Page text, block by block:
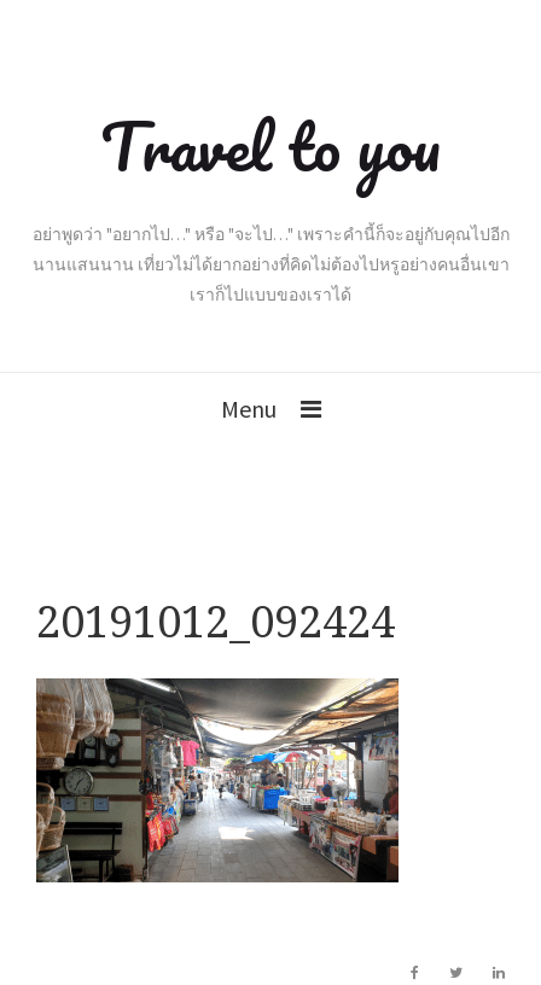
Travel to you
อย่าพูดว่า "อยากไป…" หรือ "จะไป…" เพราะคำนี้ก็จะอยู่กับคุณไปอีก
นานแสนนาน เที่ยวไม่ได้ยากอย่างที่คิดไม่ต้องไปหรูอย่างคนอื่นเขา
เราก็ไปแบบของเราได้
Menu
20191012_092424